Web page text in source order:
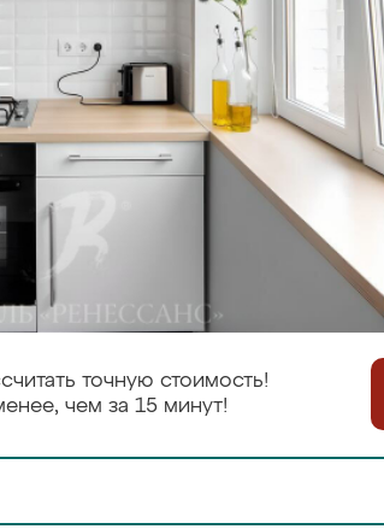
точную стоимость!
чем за 15 минут!